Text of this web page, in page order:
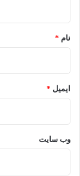
نام *
ایمیل *
وب‌ سایت